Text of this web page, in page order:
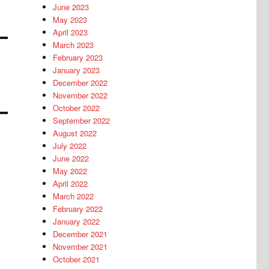
June 2023
May 2023
April 2023
March 2023
February 2023
January 2023
December 2022
November 2022
October 2022
September 2022
August 2022
July 2022
June 2022
May 2022
April 2022
March 2022
February 2022
January 2022
December 2021
November 2021
October 2021